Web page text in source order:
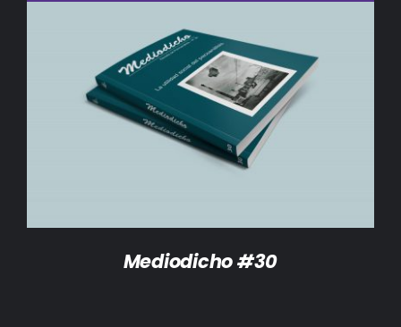
DETALLES
Mediodicho #30